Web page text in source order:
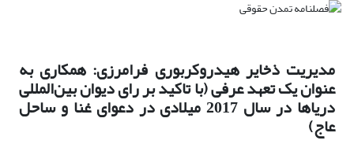
مدیریت ذخایر هیدروکربوری فرامرزی: همکاری به
عنوان یک تعهد عرفی (با تاکید بر رای دیوان بین‌المللی
دریاها در سال 2017 میلادی در دعوای غنا و ساحل
عاج)